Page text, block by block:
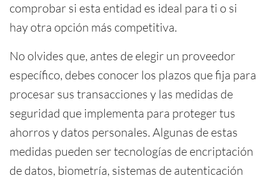
comprobar si esta entidad es ideal para ti o si
hay otra opción más competitiva.
No olvides que, antes de elegir un proveedor
específico, debes conocer los plazos que fija para
procesar sus transacciones y las medidas de
seguridad que implementa para proteger tus
ahorros y datos personales. Algunas de estas
medidas pueden ser tecnologías de encriptación
de datos, biometría, sistemas de autenticación